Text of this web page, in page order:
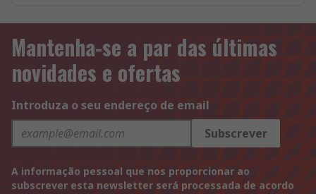
Mantenha-se a par das últimas
novidades e ofertas
Introduza o seu endereço de email
Subscrever
A informação pessoal que nos proporcionar ao
subscrever esta newsletter será processada de acordo